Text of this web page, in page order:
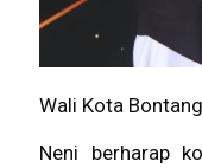
Wali Kota
Neni berharap